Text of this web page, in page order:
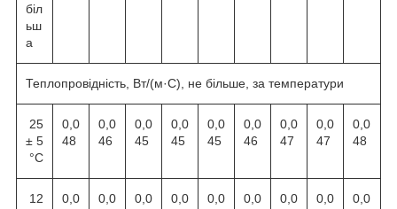
біл
ьш
а
Теплопровідність, Вт/(м·С), не більше, за температури
25
± 5
°С
0,0
48
0,0
46
0,0
45
0,0
45
0,0
45
0,0
46
0,0
47
0,0
47
0,0
48
12
0,0
0,0
0,0
0,0
0,0
0,0
0,0
0,0
0,0